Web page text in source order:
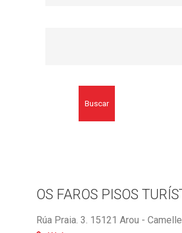
Buscar
OS FAROS PISOS
Rúa Praia. 3. 15121 Arou - Camelle